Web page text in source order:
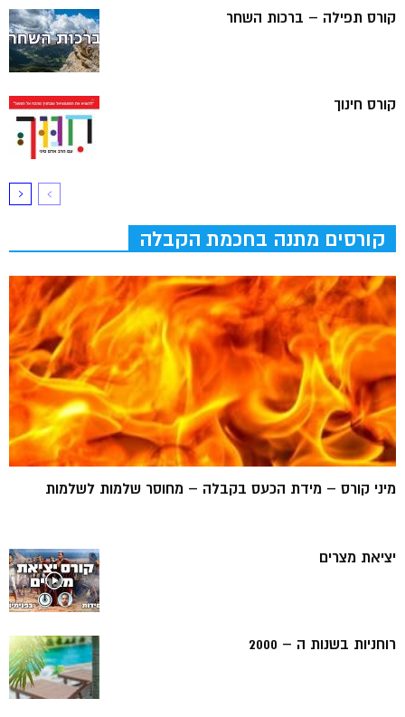
קורס תפילה – ברכות השחר
קורס חינוך
קורסים מתנה בחכמת הקבלה
מיני קורס – מידת הכעס בקבלה – מחוסר שלמות לשלמות
יציאת מצרים
רוחניות בשנות ה – 2000